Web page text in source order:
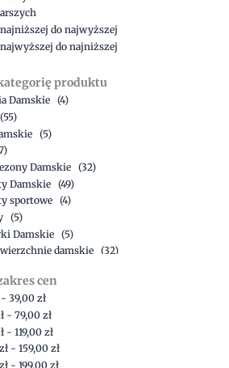
najniższej do najwyższej
najwyższej do najniższej
produktu
Damskie (4)
(55)
(5)
Damskie (32)
Damskie (49)
sportowe (4)
(5)
Damskie
(5)
damskie (32)
(15)
(41)
(19)
(7)
cen
- 39,00 zł
- 79,00 zł
- 119,00 zł
zł - 159,00 zł
zł - 199,00 zł